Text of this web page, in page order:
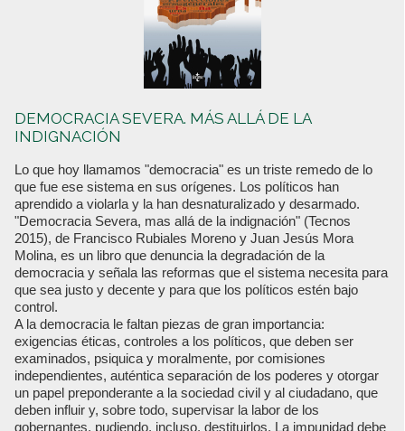
DEMOCRACIA SEVERA. MÁS ALLÁ DE LA
INDIGNACIÓN
Lo que hoy llamamos "democracia" es un triste remedo de lo
que fue ese sistema en sus orígenes. Los políticos han
aprendido a violarla y la han desnaturalizado y desarmado.
"Democracia Severa, mas allá de la indignación" (Tecnos
2015), de Francisco Rubiales Moreno y Juan Jesús Mora
Molina, es un libro que denuncia la degradación de la
democracia y señala las reformas que el sistema necesita para
que sea justo y decente y para que los políticos estén bajo
control.
A la democracia le faltan piezas de gran importancia:
exigencias éticas, controles a los políticos, que deben ser
examinados, psiquica y moralmente, por comisiones
independientes, auténtica separación de los poderes y otorgar
un papel preponderante a la sociedad civil y al ciudadano, que
deben influir y, sobre todo, supervisar la labor de los
gobernantes, pudiendo, incluso, destituirlos. La impunidad debe